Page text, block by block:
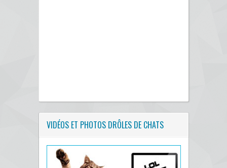
VIDÉOS ET PHOTOS DRÔLES DE CHATS